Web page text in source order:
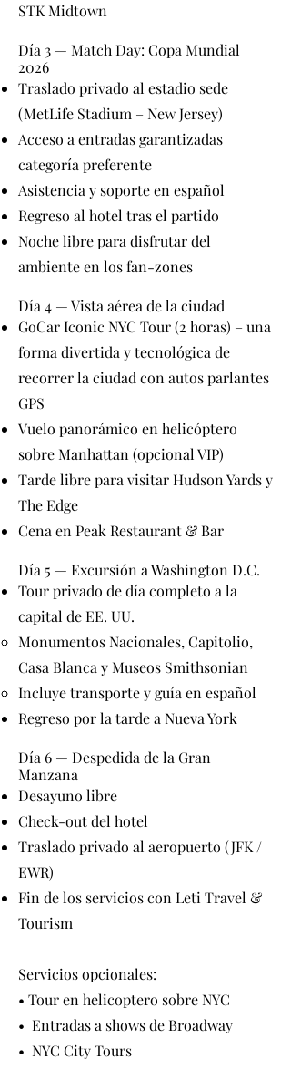
STK Midtown
Día 3 — Match Day: Copa Mundial
2026
Traslado privado al estadio sede
(MetLife Stadium – New Jersey)
Acceso a entradas garantizadas
categoría preferente
Asistencia y soporte en español
Regreso al hotel tras el partido
Noche libre para disfrutar del
ambiente en los fan-zones
Día 4 — Vista aérea de la ciudad
GoCar Iconic NYC Tour (2 horas) – una
forma divertida y tecnológica de
recorrer la ciudad con autos parlantes
GPS
Vuelo panorámico en helicóptero
sobre Manhattan (opcional VIP)
Tarde libre para visitar Hudson Yards y
The Edge
Cena en Peak Restaurant & Bar
Día 5 — Excursión a Washington D.C.
Tour privado de día completo a la
capital de EE. UU.
Monumentos Nacionales, Capitolio,
Casa Blanca y Museos Smithsonian
Incluye transporte y guía en español
Regreso por la tarde a Nueva York
Día 6 — Despedida de la Gran
Manzana
Desayuno libre
Check-out del hotel
Traslado privado al aeropuerto (JFK /
EWR)
Fin de los servicios con Leti Travel &
Tourism
Servicios opcionales:
• Tour en helicoptero sobre NYC
•⁠ ⁠Entradas a shows de Broadway
•⁠ ⁠NYC City Tours